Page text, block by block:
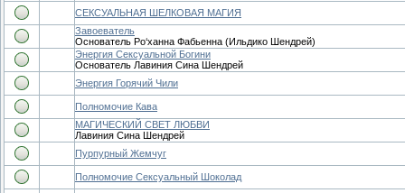
СЕКСУАЛЬНАЯ ШЕЛКОВАЯ МАГИЯ
Завоеватель
Основатель Ро‘ханна Фабьенна (Ильдико Шендрей)
Энергия Сексуальной Богини
Основатель Лавиния Сина Шендрей
Энергия Горячий Чили
Полномочие Кава
МАГИЧЕСКИЙ СВЕТ ЛЮБВИ
Лавиния Сина Шендрей
Пурпурный Жемчуг
Полномочие Сексуальный Шоколад